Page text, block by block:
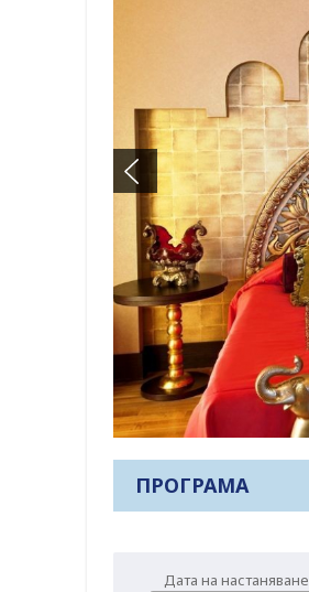
ПРОГРАМА
Дата на настаняване